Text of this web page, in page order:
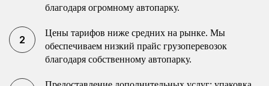
благодаря огромному автопарку.
Цены тарифов ниже средних на рынке. Мы
обеспечиваем низкий прайс грузоперевозок
благодаря собственному автопарку.